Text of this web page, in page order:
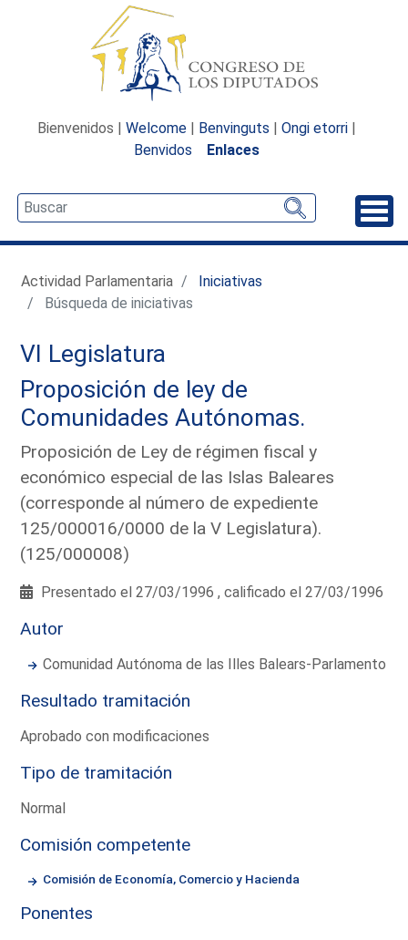
Bienvenidos | Welcome | Benvinguts | Ongi etorri |
Benvidos
Enlaces
Actividad Parlamentaria
Iniciativas
Búsqueda de iniciativas
VI Legislatura
Proposición de ley de
Comunidades Autónomas.
Proposición de Ley de régimen fiscal y
económico especial de las Islas Baleares
(corresponde al número de expediente
125/000016/0000 de la V Legislatura).
(125/000008)
Presentado el 27/03/1996 , calificado el 27/03/1996
Autor
Comunidad Autónoma de las Illes Balears-Parlamento
Resultado tramitación
Aprobado con modificaciones
Tipo de tramitación
Normal
Comisión competente
Comisión de Economía, Comercio y Hacienda
Ponentes